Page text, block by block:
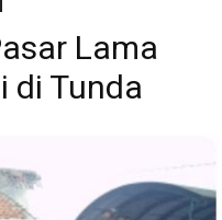
Lama
di Tunda